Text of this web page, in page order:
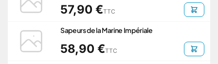
57,90 €TTC
Sapeurs de la Marine Impériale
58,90 €TTC